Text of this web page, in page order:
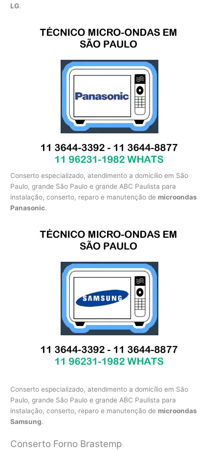
LG.
Conserto especializado, atendimento a domicílio em São
Paulo, grande São Paulo e grande ABC Paulista para
instalação, conserto, reparo e manutenção de microondas
Panasonic.
Conserto especializado, atendimento a domicílio em São
Paulo, grande São Paulo e grande ABC Paulista para
instalação, conserto, reparo e manutenção de microondas
Samsung.
Conserto Forno Brastemp